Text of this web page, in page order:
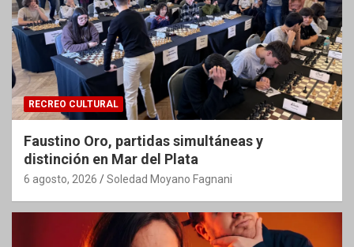
RECREO CULTURAL
Faustino Oro, partidas simultáneas y
distinción en Mar del Plata
6 agosto, 2026 Soledad Moyano Fagnani